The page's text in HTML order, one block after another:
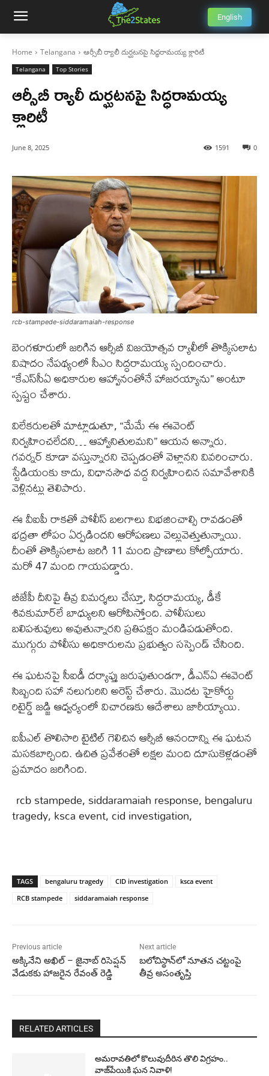
English
Home Telangana ఆర్సీబీ ర్యాలీ దుర్ఘటనపై సిద్ధరామయ్య క్లారిటీ
Telangana Top Stories
ఆర్సీబీ ర్యాలీ దుర్ఘటనపై సిద్ధరామయ్య
క్లారిటీ
June 8, 2025 0
1591
rcb-stampede-siddaramaiah-response
బెంగళూరులో జరిగిన ఆర్సీబీ విజయోత్సవ ర్యాలీలో తొక్కిసలాట
విషాదం నేపథ్యంలో సీఎం సిద్ధరామయ్య స్పందించారు.
“కేఎస్‌సీఏ అధికారుల ఆహ్వానంతోనే హాజరయ్యాను” అంటూ
స్పష్టం చేశారు.
విలేకరులతో మాట్లాడుతూ, “మేమే ఈ ఈవెంట్
నిర్వహించలేదని… ఆహ్వానితులమని” ఆయన అన్నారు.
గవర్నర్ కూడా వస్తున్నారని చెప్పడంతో వెళ్లానని వివరించారు.
స్టేడియంకు కాదు, విధానసౌధ వద్ద నిర్వహించిన సమావేశానికి
వెళ్లినట్లు తెలిపారు.
ఈ వీఐపీ రాకతో పోలీస్ బలగాలు విభజించాల్సి రావడంతో
భద్రతా లోపం ఏర్పడిందని ఆరోపణలు వెల్లువెత్తుతున్నాయి.
దీంతో తొక్కిసలాట జరిగి 11 మంది ప్రాణాలు కోల్పోయారు.
మరో 47 మంది గాయపడ్డారు.
బీజేపీ దీనిపై తీవ్ర విమర్శలు చేస్తూ, సిద్ధరామయ్య, డీకే
శివకుమార్‌లే బాధ్యులని ఆరోపిస్తోంది. పోలీసులు
బలిపశువులు అవుతున్నారని ప్రతిపక్షం మండిపడుతోంది.
ముగ్గురు పోలీసు అధికారులను ప్రభుత్వం సస్పెండ్ చేసింది.
ఈ ఘటనపై సీఐడీ దర్యాప్తు జరుపుతుండగా, డీఎన్ఏ ఈవెంట్
సిబ్బంది సహా నలుగురిని అరెస్ట్ చేశారు. మొదట హైకోర్టు
రిటైర్డ్ జడ్జి ఆధ్వర్యంలో విచారణకు ఆదేశాలు జారీయ్యాయి.
ఐపీఎల్ తొలిసారి టైటిల్ గెలిచిన ఆర్సీబీ ఆనందాన్ని ఈ ఘటన
మసకబార్చింది. ఉచిత ప్రవేశంతో లక్షల మంది దూసుకెళ్లడంతో
ప్రమాదం జరిగింది.
rcb stampede, siddaramaiah response, bengaluru
tragedy, ksca event, cid investigation,
TAGS bengaluru tragedy CID investigation
ksca event
RCB stampede
siddaramaiah response
Previous article
అక్కినేని అఖిల్ – జైనాబ్ రిసెప్షన్
వేడుకకు హాజరైన రేవంత్ రెడ్డి
Next article
బలోచిస్థాన్‌లో నూతన చట్టంపై
తీవ్ర అసంతృప్తి
RELATED ARTICLES
అమరావతిలో కొలువుదీరిన తొలి విగ్రహం..
వాజ్‌పేయికి ఘన నివాళి!